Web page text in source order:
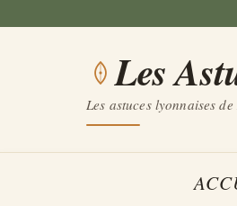
Les
Les astuces lyonnaises